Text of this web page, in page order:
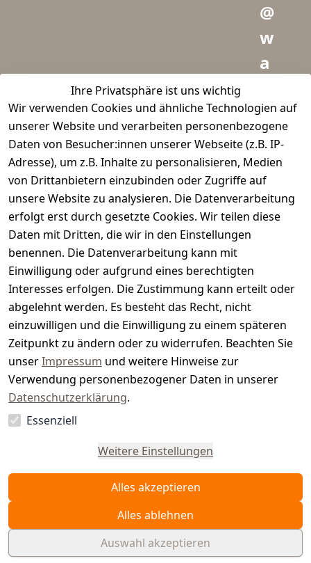
Ihre Privatsphäre ist uns wichtig
Wir verwenden Cookies und ähnliche Technologien auf
unserer Website und verarbeiten personenbezogene
Daten von Besucher:innen unserer Webseite (z.B. IP-
Adresse), um z.B. Inhalte zu personalisieren, Medien
von Drittanbietern einzubinden oder Zugriffe auf
unsere Website zu analysieren. Die Datenverarbeitung
erfolgt erst durch gesetzte Cookies. Wir teilen diese
Daten mit Dritten, die wir in den Einstellungen
benennen. Die Datenverarbeitung kann mit
Einwilligung oder aufgrund eines berechtigten
Interesses erfolgen. Die Zustimmung kann erteilt oder
abgelehnt werden. Es besteht das Recht, nicht
einzuwilligen und die Einwilligung zu einem späteren
Zeitpunkt zu ändern oder zu widerrufen. Beachten Sie
unserImpressum und weitere Hinweise zur
Verwendung personenbezogener Daten in unserer
Datenschutzerklärung.
Essenziell
Weitere Einstellungen
Alles akzeptieren
Alles ablehnen
Auswahl akzeptieren
@
w
a
d
m
e
i
s
r.
e
Vertrag
widerrufen
© WAIDMEISTER 2026